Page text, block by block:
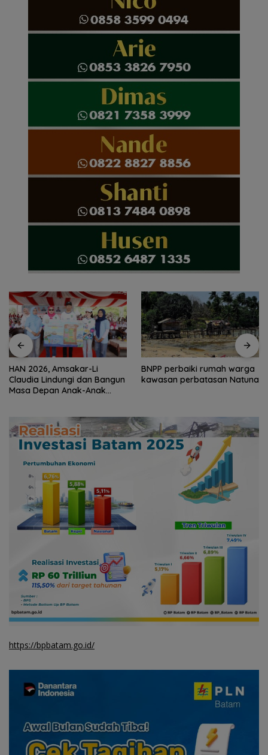
HAN 2026, Amsakar-Li
Claudia Lindungi dan Bangun
Masa Depan Anak-Anak
BNPP perbaiki rumah warga
kawasan perbatasan Natuna
https://bpbatam.go.id/